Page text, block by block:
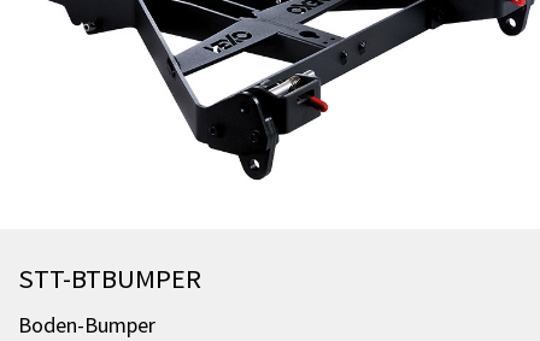
STT-BTBUMPER
Boden-Bumper